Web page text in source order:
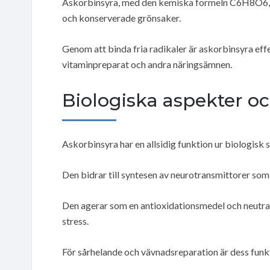
och konserverade grönsaker.
Genom att binda fria radikaler är askorbinsyra
vitaminpreparat och andra näringsämnen.
Biologiska aspekter
Askorbinsyra har en allsidig funktion ur biologisk
Den bidrar till syntesen av neurotransmittorer
Den agerar som en antioxidationsmedel och
stress.
För sårhelande och vävnadsreparation är dess